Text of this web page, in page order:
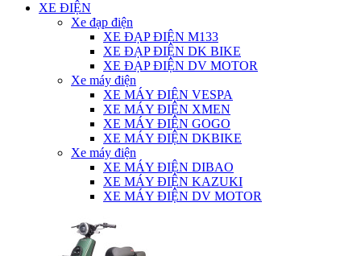
XE ĐIỆN
Xe đạp điện
XE ĐẠP ĐIỆN M133
XE ĐẠP ĐIỆN DK BIKE
XE ĐẠP ĐIỆN DV MOTOR
Xe máy điện
XE MÁY ĐIỆN VESPA
XE MÁY ĐIỆN XMEN
XE MÁY ĐIỆN GOGO
XE MÁY ĐIỆN DKBIKE
Xe máy điện
XE MÁY ĐIỆN DIBAO
XE MÁY ĐIỆN KAZUKI
XE MÁY ĐIỆN DV MOTOR